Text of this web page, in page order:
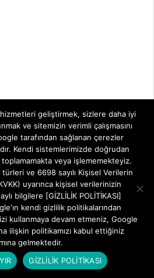
geliştirmek, sizlere daha iyi
ve sitemizin verimli çalışmasını
tarafından sağlanan çerezler
Kendi sistemlerimizde doğrudan
veya işlememekteyiz.
türleri ve 6698 sayılı Kişisel Verilerin
uyarınca kişisel verilerinizin
bilgilere [GİZLİLİK POLİTİKASI]
kendi gizlilik politikalarından
kullanmaya devam etmeniz, Google
ilişkin politikamızı kabul ettiğiniz
gelmektedir.
GİZLİLİK POLİTİKASI